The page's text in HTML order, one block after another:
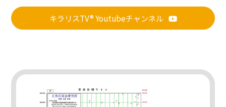
キラリスTV® Youtubeチャンネル